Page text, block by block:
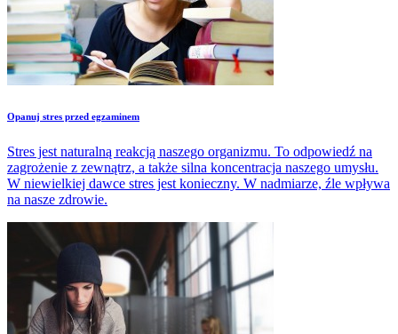
Opanuj stres przed egzaminem
Stres jest naturalną reakcją naszego organizmu. To odpowiedź na
zagrożenie z zewnątrz, a także silna koncentracja naszego umysłu.
W niewielkiej dawce stres jest konieczny. W nadmiarze, źle wpływa
na nasze zdrowie.